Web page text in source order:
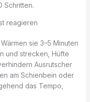
Schritten.
reagieren
sie 3–5 Minuten
und strecken, Hüfte
Ausrutscher
am Schienbein oder
das Tempo,